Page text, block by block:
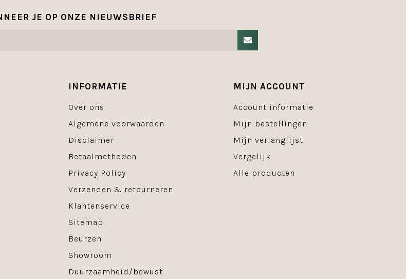
JE OP ONZE NIEUWSBRIEF
INFORMATIE
Over ons
Algemene voorwaarden
Disclaimer
Betaalmethoden
Privacy Policy
Verzenden & retourneren
Klantenservice
Sitemap
Beurzen
Showroom
Duurzaamheid/bewust
MIJN ACCOUNT
Account informatie
Mijn bestellingen
Mijn verlanglijst
Vergelijk
Alle producten